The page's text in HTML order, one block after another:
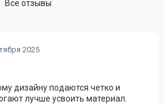
Все отзывы
2025
дизайну подаются четко и
лучше усвоить материал.